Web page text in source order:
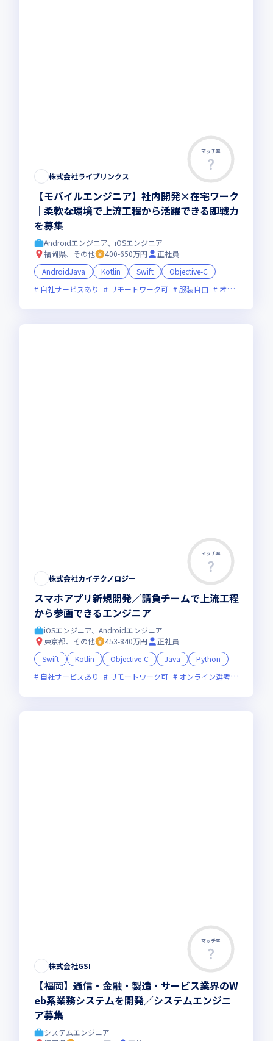
マッチ率
株式会社ライブリンクス
【モバイルエンジニア】社内開発×在宅ワーク
｜柔軟な環境で上流工程から活躍できる即戦力
を募集
Androidエンジニア、iOSエンジニア
福岡県、その他
400-650万円
正社員
AndroidJava
Kotlin Swift
Objective-C
自社サービスあり
リモートワーク可 服装自由 オンライン選考可
マッチ率
株式会社カイテクノロジー
スマホアプリ新規開発／請負チームで上流工程
から参画できるエンジニア
iOSエンジニア、Androidエンジニア
東京都、その他
453-840万円
正社員
Swift
Kotlin Objective-C Java
Python
自社サービスあり
リモートワーク可 オンライン選考可
マッチ率
株式会社GSI
【福岡】通信・金融・製造・サービス業界のW
eb系業務システムを開発／システムエンジニ
ア募集
システムエンジニア